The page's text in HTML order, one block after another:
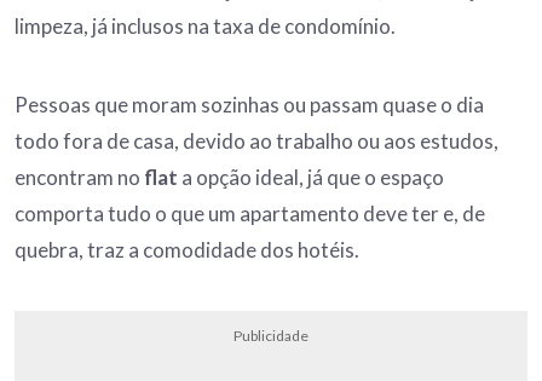
limpeza, já inclusos na taxa de condomínio.
Pessoas que moram sozinhas ou passam quase o dia
todo fora de casa, devido ao trabalho ou aos estudos,
encontram no flat a opção ideal, já que o espaço
comporta tudo o que um apartamento deve ter e, de
quebra, traz a comodidade dos hotéis.
Publicidade